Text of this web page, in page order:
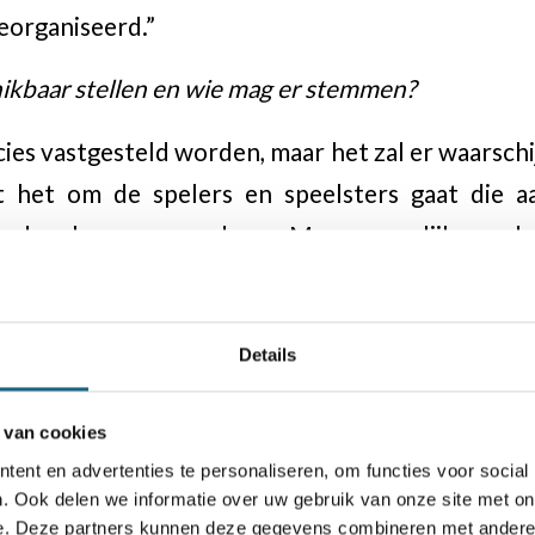
Details
cookies
en advertenties te personaliseren, om functies voor
Ook delen we informatie over uw gebruik van onze site met
Deze partners kunnen deze gegevens combineren met
stellen en wie mag er stemmen?
vastgesteld worden, maar het zal er
het om de spelers en speelsters gaat die
kunnen meedoen. Maar mogelijk
hoort natuurlijk graag
aankijken tegen